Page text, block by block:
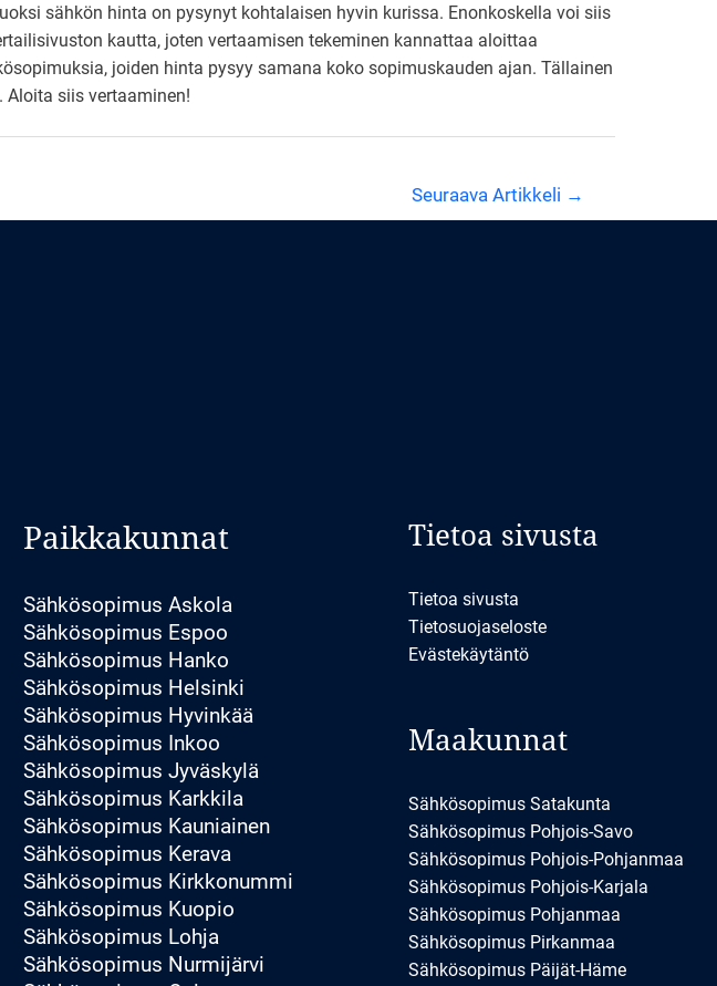
sähkön hinta on pysynyt kohtalaisen hyvin kurissa. Enonkoskella voi siis
kautta, joten vertaamisen tekeminen kannattaa aloittaa
joiden hinta pysyy samana koko sopimuskauden ajan. Tällainen
siis vertaaminen!
Seuraava Artikkeli →
Paikkakunnat
Sähkösopimus Askola
Sähkösopimus Espoo
Sähkösopimus Hanko
Sähkösopimus Helsinki
Sähkösopimus Hyvinkää
Sähkösopimus Inkoo
Sähkösopimus Jyväskylä
Sähkösopimus Karkkila
Sähkösopimus Kauniainen
Sähkösopimus Kerava
Sähkösopimus Kirkkonummi
Sähkösopimus Kuopio
Sähkösopimus Lohja
Sähkösopimus Nurmijärvi
Tietoa sivusta
Tietoa sivusta
Tietosuojaseloste
Evästekäytäntö
Maakunnat
Sähkösopimus Satakunta
Sähkösopimus Pohjois-Savo
Sähkösopimus Pohjois-Pohjanmaa
Sähkösopimus Pohjois-Karjala
Sähkösopimus Pohjanmaa
Sähkösopimus Pirkanmaa
Sähkösopimus Päijät-Häme